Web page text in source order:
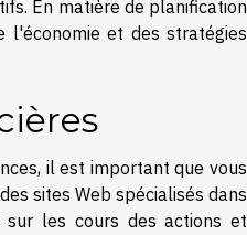
En matière de planification
l'économie et des stratégies
il est important que vous
sites Web spécialisés dans
sur les cours des actions et